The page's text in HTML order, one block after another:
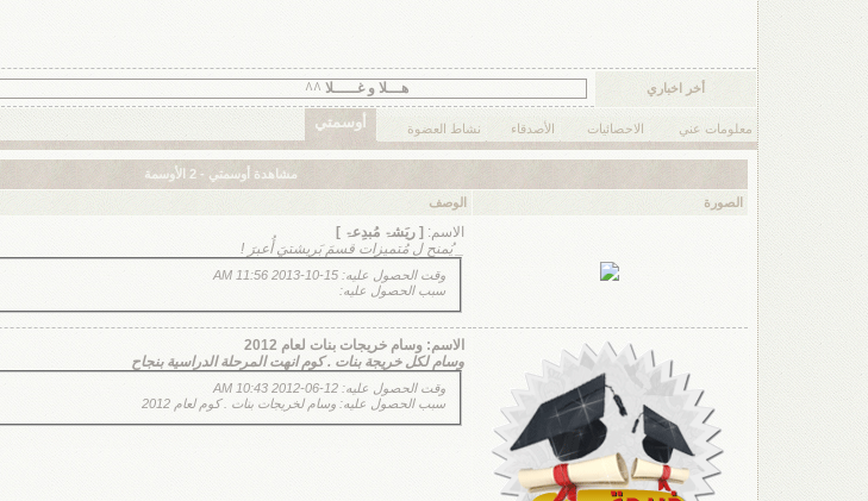
أخر اخباري هـــلا و غـــــلا ^^
معلومات عني الاحصائيات الأصدقاء نشاط العضوة أوسمتي
مشاهدة أوسمتي - 2 الأوسمة
الصورة
الوصف
الاسم: [ ريَشۃ مُبدِعۃ ]
_ يُمنح لِ مُتميزات قسمَ بَريشتيَ أُعبرَ !
وقت الحصول عليه: 15-10-2013 11:56 AM
سبب الحصول عليه:
الاسم:وسام خريجات بنات لعام 2012
وسام لكل خريجة بنات . كوم انهت المرحلة الدراسية بنجاح
وقت الحصول عليه: 12-06-2012 10:43 AM
سبب الحصول عليه: وسام لخريجات بنات . كوم لعام 2012